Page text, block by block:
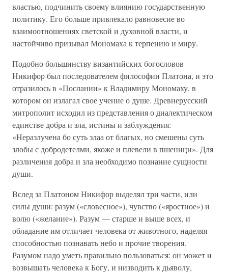
властью, подчинить своему влиянию государственную
политику. Его больше привлекало равновесие во
взаимоотношениях светской и духовной власти, и
настойчиво призывал Мономаха к терпению и миру.
Подобно большинству византийских богословов
Никифор был последователем философии Платона, и это
отразилось в «Послании» к Владимиру Мономаху, в
котором он излагал свое учение о душе. Древнерусский
митрополит исходил из представления о диалектическом
единстве добра и зла, истины и заблуждения:
«Неразлучена бо суть злаа от благых, но смешены суть
злобы с добродетелми, якоже и плевели в пшеници». Для
различения добра и зла необходимо познание сущности
души.
Вслед за Платоном Никифор выделял три части, или
силы души: разум («словесное»), чувство («яростное») и
волю («желание»). Разум — старше и выше всех, и
обладание им отличает человека от животного, наделяя
способностью познавать небо и прочие творения.
Разумом надо уметь правильно пользоваться: он может и
возвышать человека к Богу, и низводить к дьяволу,